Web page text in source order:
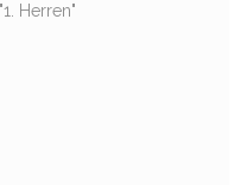
Herren"